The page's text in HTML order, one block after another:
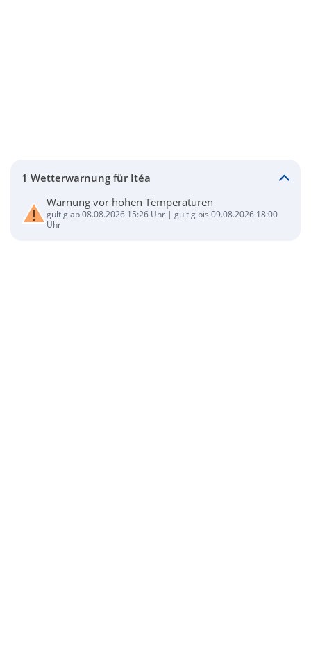
1 Wetterwarnung für Itéa
Warnung vor hohen Temperaturen
gültig ab 08.08.2026 15:26 Uhr | gültig bis 09.08.2026 18:00
Uhr